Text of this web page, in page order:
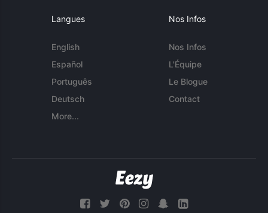
Langues
English
Español
Português
Deutsch
More...
Nos Infos
Nos Infos
L'Équipe
Le Blogue
Contact